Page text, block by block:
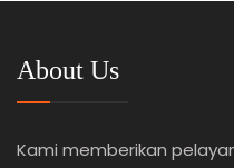
About Us
Kami memberikan